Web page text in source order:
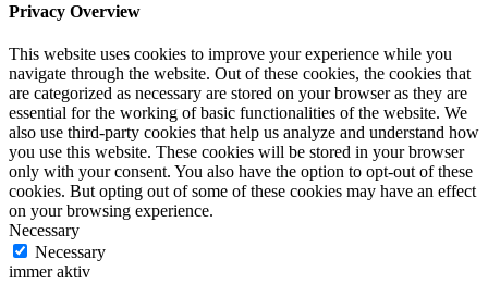
Privacy Overview
This website uses cookies to improve your experience while you
navigate through the website. Out of these cookies, the cookies that
are categorized as necessary are stored on your browser as they are
essential for the working of basic functionalities of the website. We
also use third-party cookies that help us analyze and understand how
you use this website. These cookies will be stored in your browser
only with your consent. You also have the option to opt-out of these
cookies. But opting out of some of these cookies may have an effect
on your browsing experience.
Necessary
Necessary
immer aktiv